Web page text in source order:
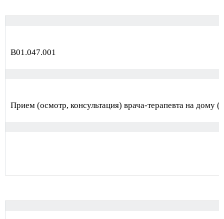
В01.047.001
Прием (осмотр, консультация) врача-терапевта на дому